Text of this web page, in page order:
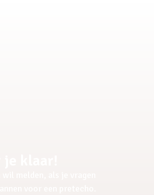
melden, als je vragen
voor een pretecho.